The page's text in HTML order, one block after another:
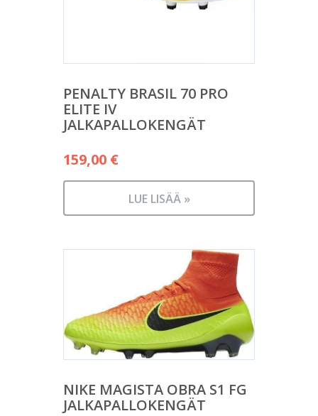
PENALTY BRASIL 70 PRO
ELITE IV
JALKAPALLOKENGÄT
159,00 €
LUE LISÄÄ »
NIKE MAGISTA OBRA S1 FG
JALKAPALLOKENGÄT